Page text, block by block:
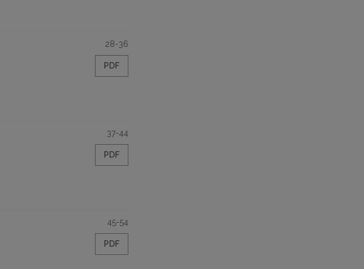
28-36
PDF
37-44
PDF
45-54
PDF